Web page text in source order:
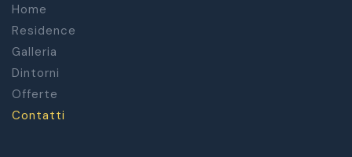
Home
Residence
Galleria
Dintorni
Offerte
Contatti